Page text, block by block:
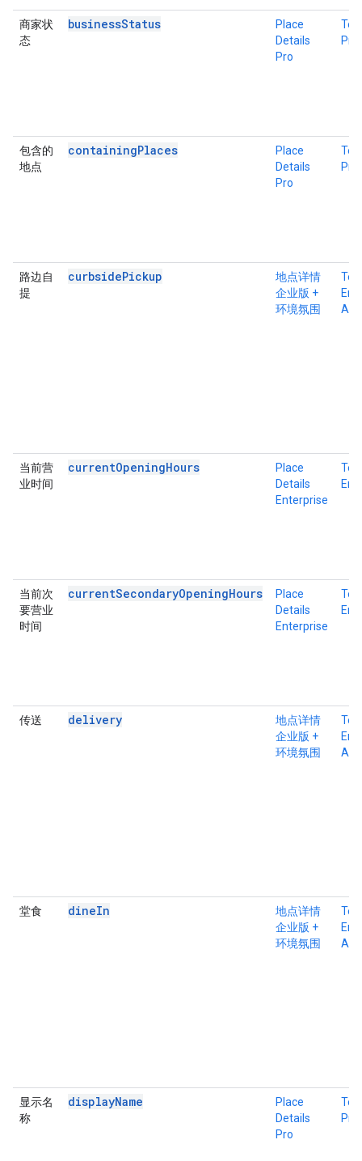
商家状
态
businessStatus
Place
Details
Pro
Pro
包含的
地点
containingPlaces
Place
Details
Pro
Pro
路边自
提
curbsidePickup
地点详情
企业版 +
环境氛围
当前营
业时间
currentOpeningHours
Place
Details
Enterprise
当前次
要营业
时间
currentSecondaryOpeningHours
Place
Details
Enterprise
传送 delivery
地点详情
企业版 +
环境氛围
堂食 dineIn
地点详情
企业版 +
环境氛围
显示名
称
displayName
Place
Details
Pro
Pro